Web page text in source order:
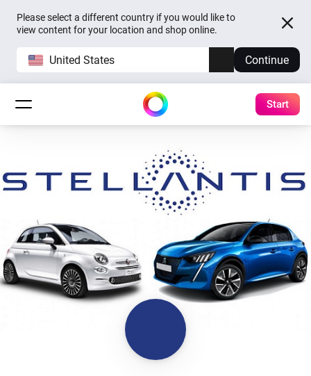
Please select a different country if you would like to
view content for your location and shop online.
United States Continue
Start